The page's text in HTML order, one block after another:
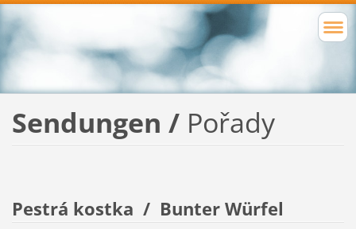
Sendungen / Pořady
Pestrá kostka / Bunter Würfel